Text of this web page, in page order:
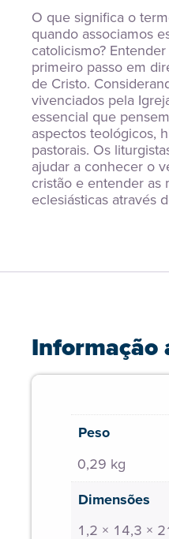
O que significa o
quando associamos
catolicismo?
primeiro passo em
de Cristo.
vivenciados pela
essencial que
aspectos teológicos,
pastorais. Os
ajudar a conhecer o
cristão e entender as
eclesiásticas através
Informação
Peso
0,29 kg
Dimensões
1,2 × 14,3 ×